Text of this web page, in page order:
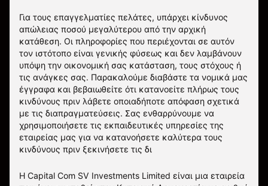
Για τους επαγγελματίες πελάτες, υπάρχει κίνδυνος
απώλειας ποσού μεγαλύτερου από την αρχική
κατάθεση. Οι πληροφορίες που περιέχονται σε αυτόν
τον ιστότοπο είναι γενικής φύσεως και δεν λαμβάνουν
υπόψη την οικονομική σας κατάσταση, τους στόχους ή
τις ανάγκες σας. Παρακαλούμε διαβάστε τα νομικά μας
έγγραφα και βεβαιωθείτε ότι κατανοείτε πλήρως τους
κινδύνους πριν λάβετε οποιαδήποτε απόφαση σχετικά
με τις διαπραγματεύσεις. Σας ενθαρρύνουμε να
χρησιμοποιήσετε τις εκπαιδευτικές υπηρεσίες της
εταιρείας μας για να κατανοήσετε καλύτερα τους
κινδύνους πριν ξεκινήσετε τις δι
Η Capital Com SV Investments Limited είναι μια εταιρεία